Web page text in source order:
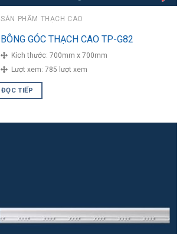
SẢN PHẨM THẠCH CAO
BÔNG GÓC THẠCH CAO TP-G82
Kích thước:700mm x 700mm
Lượt xem:785 lượt xem
ĐỌC TIẾP